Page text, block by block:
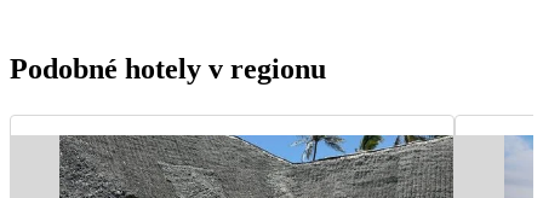
Podobné hotely v regionu